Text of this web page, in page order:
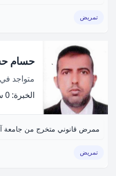
تمريض
حسام
متواجد في
الخبرة: 0 سنة
ممرض قانوني متخرج من جامعة
تمريض